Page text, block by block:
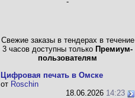
Свежие заказы в тендерах в течение
3 часов доступны только Премиум-
пользователям
Цифровая печать в Омске
от Roschin
18.06.2026 14:23